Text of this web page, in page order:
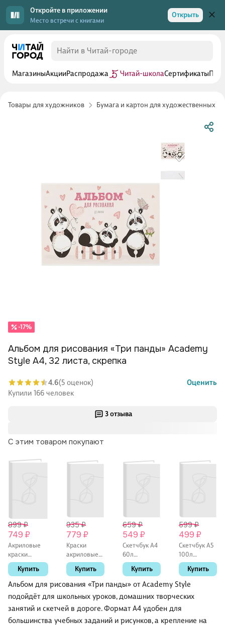
Откройте в приложении
Место встречи с книгами
Открыть
МагазиныАкцииРаспродажа Читай-школаСертификаты
Товары для художников Бумага и картон для художественных
3 отзыва
Альбом для рисования «Три панды» от Academy Style
подойдёт для школьных уроков, домашних творческих
занятий и скетчей в дороге. Формат А4 удобен для
большинства учебных заданий и рисунков, а крепление на
С этим товаром покупают
899 ₽
749 ₽
Акриловые
краски
Decola,
металлик, 8
цветов
Купить
935 ₽
779 ₽
Краски
акриловые
09цв 20мл
"Декола"
Романтик, к/
Купить
659 ₽
549 ₽
Скетчбук А4
60л
"Весеннее
настроение"
белый
м2,
тв.обложка,
евроспираль
Купить
599 ₽
499 ₽
Скетчбук А5
100л
"SKETСHBOOK.
Гербарий"
белый
офсет, 100г/
м2,
евроспираль
Купить
-17%
Альбом для рисования «Три панды» Academy
Style А4, 32 листа, скрепка
4.6(5 оценок)
Оценить
Купили 166 человек